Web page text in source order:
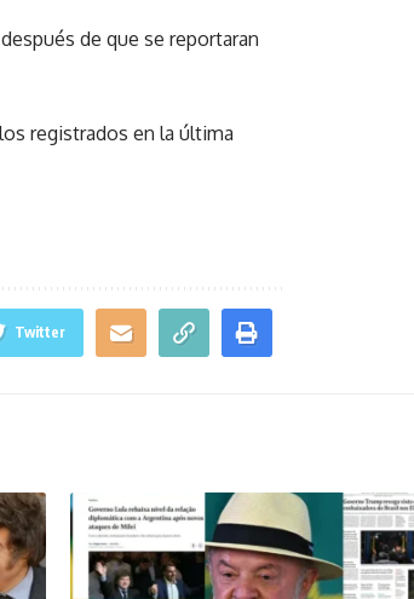
de que se reportaran
registrados en la última
Twitter